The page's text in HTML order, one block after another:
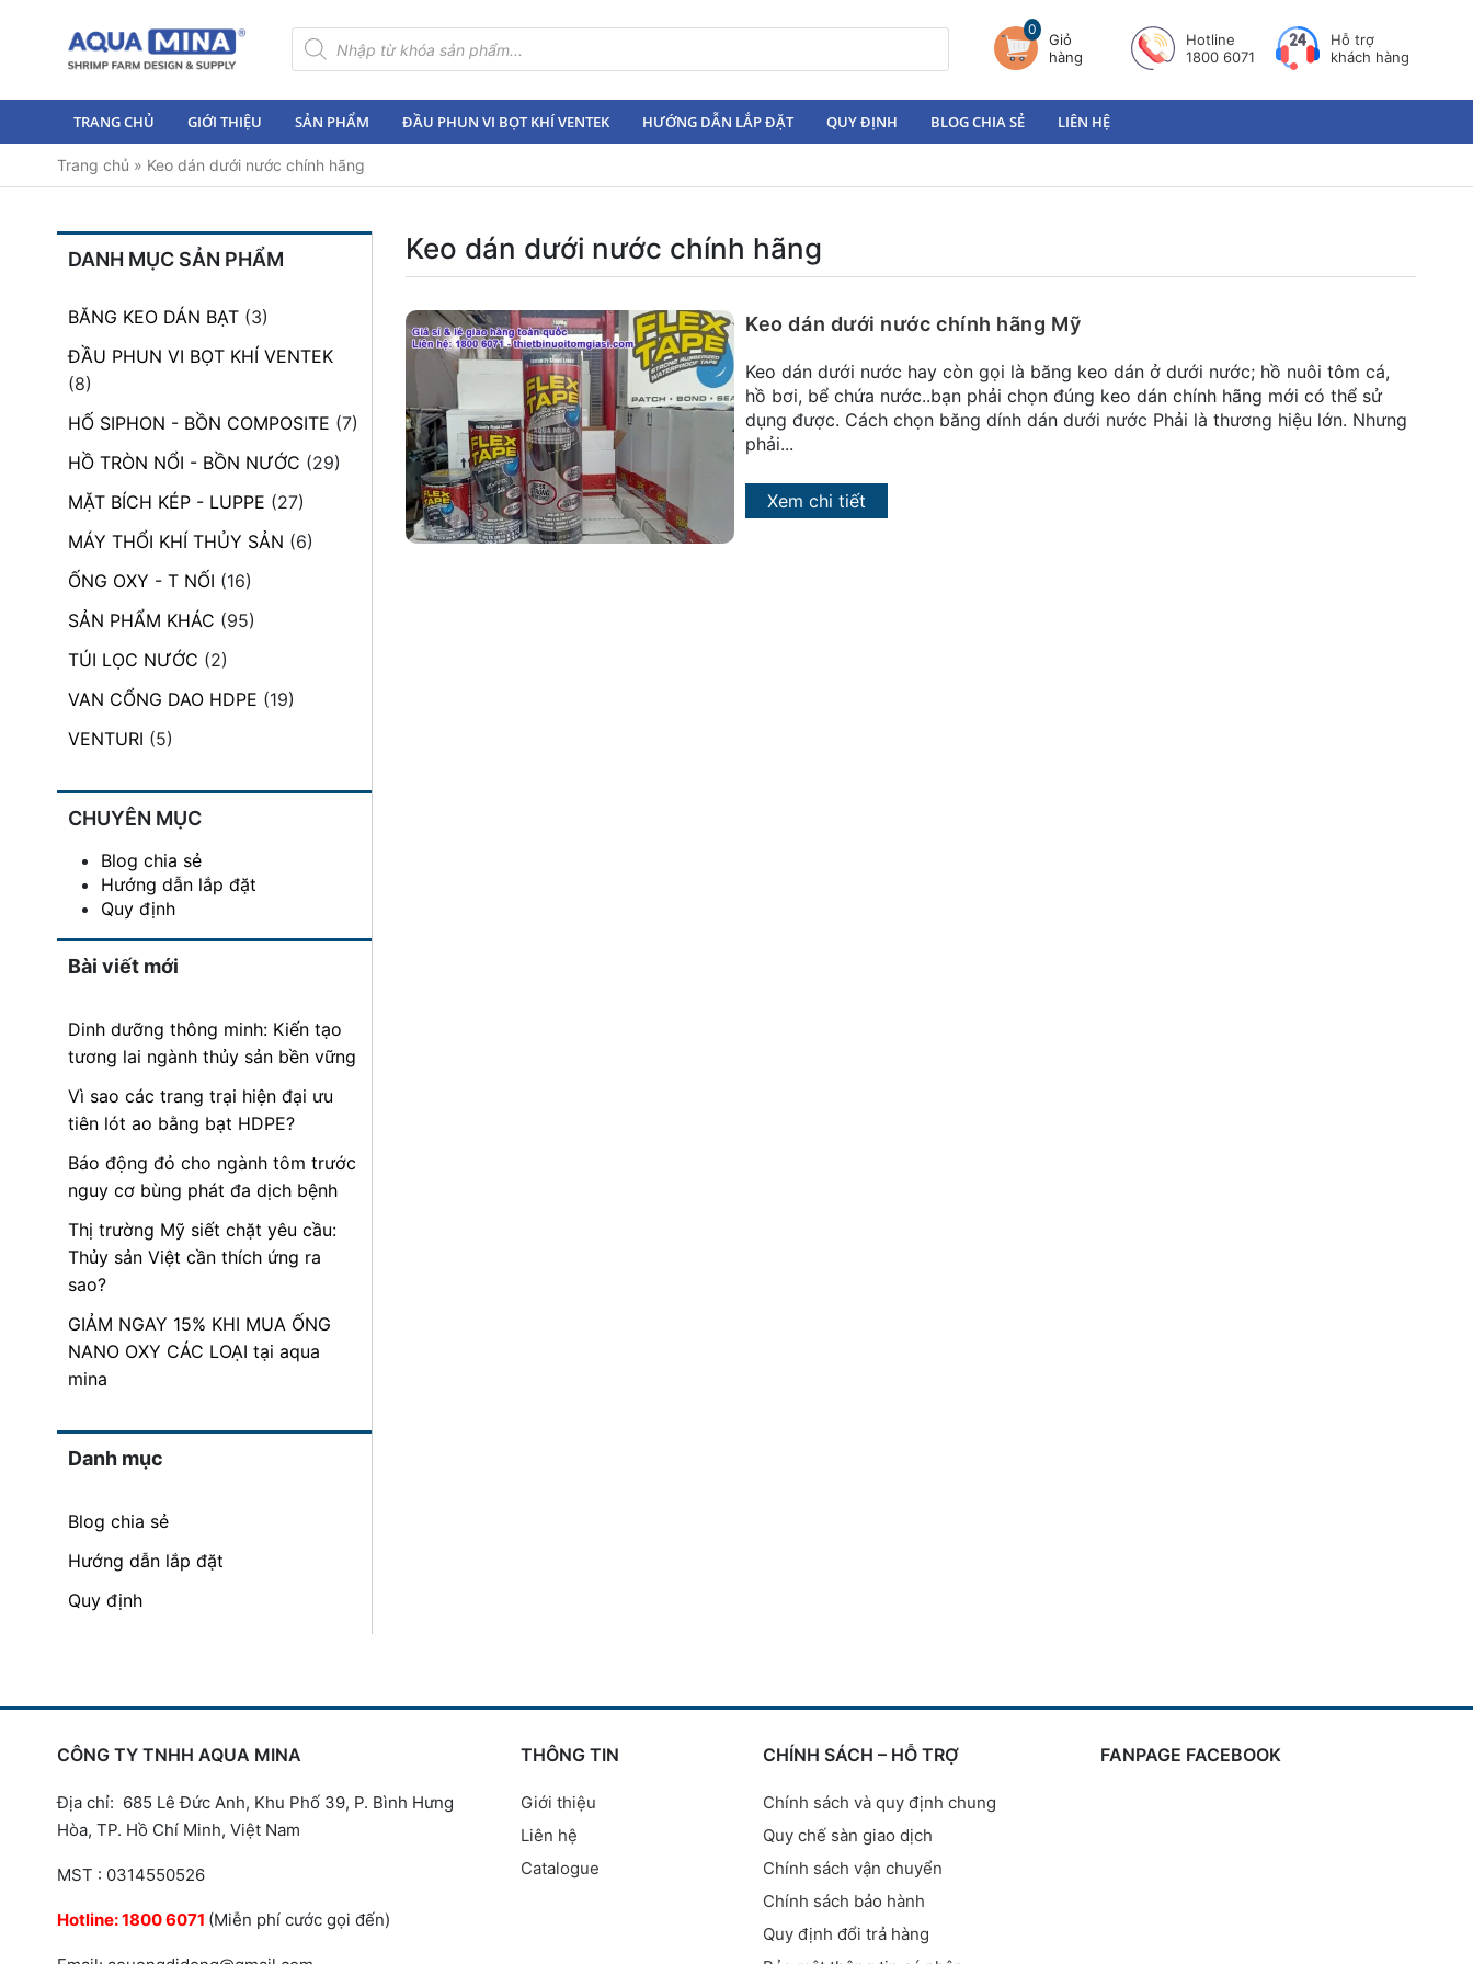
Tìm
kiếm
sản
0
Giỏ
hàng
Hotline
1800 6071
Hỗ trợ
khách hàng
TRANG CHỦ GIỚI THIỆU SẢN PHẨM ĐẦU PHUN VI BỌT KHÍ VENTEK HƯỚNG DẪN LẮP ĐẶT QUY ĐỊNH BLOG CHIA SẺ LIÊN HỆ
Trang chủ » Keo dán dưới nước chính hãng
DANH MỤC SẢN PHẨM
BĂNG KEO DÁN BẠT (3)
ĐẦU PHUN VI BỌT KHÍ VENTEK
(8)
HỐ SIPHON - BỒN COMPOSITE (7)
HỒ TRÒN NỔI - BỒN NƯỚC (29)
MẶT BÍCH KÉP - LUPPE (27)
MÁY THỔI KHÍ THỦY SẢN (6)
ỐNG OXY - T NỐI (16)
SẢN PHẨM KHÁC (95)
TÚI LỌC NƯỚC (2)
VAN CỔNG DAO HDPE (19)
VENTURI (5)
CHUYÊN MỤC
Blog chia sẻ
Hướng dẫn lắp đặt
Quy định
Bài viết mới
Dinh dưỡng thông minh: Kiến tạo
tương lai ngành thủy sản bền vững
Vì sao các trang trại hiện đại ưu
tiên lót ao bằng bạt HDPE?
Báo động đỏ cho ngành tôm trước
nguy cơ bùng phát đa dịch bệnh
Thị trường Mỹ siết chặt yêu cầu:
Thủy sản Việt cần thích ứng ra
sao?
GIẢM NGAY 15% KHI MUA ỐNG
NANO OXY CÁC LOẠI tại aqua
mina
Danh mục
Blog chia sẻ
Hướng dẫn lắp đặt
Quy định
Keo dán dưới nước chính hãng
Keo dán dưới nước chính hãng Mỹ
Keo dán dưới nước hay còn gọi là băng keo dán ở dưới nước; hồ nuôi tôm cá,
hồ bơi, bể chứa nước..bạn phải chọn đúng keo dán chính hãng mới có thể sử
dụng được. Cách chọn băng dính dán dưới nước Phải là thương hiệu lớn. Nhưng
phải...
Xem chi tiết
CÔNG TY TNHH AQUA MINA
Địa chỉ: 685 Lê Đức Anh, Khu Phố 39, P. Bình Hưng
Hòa, TP. Hồ Chí Minh, Việt Nam
MST : 0314550526
Hotline:1800 6071 (Miễn phí cước gọi đến)
THÔNG TIN
Giới thiệu
Liên hệ
Catalogue
CHÍNH SÁCH – HỖ TRỢ
Chính sách và quy định chung
Quy chế sàn giao dịch
Chính sách vận chuyển
Chính sách bảo hành
Quy định đổi trả hàng
FANPAGE FACEBOOK